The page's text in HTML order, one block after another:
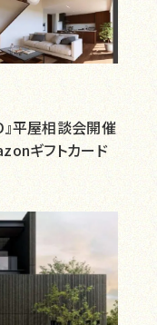
平屋相談会開催
ギフトカード